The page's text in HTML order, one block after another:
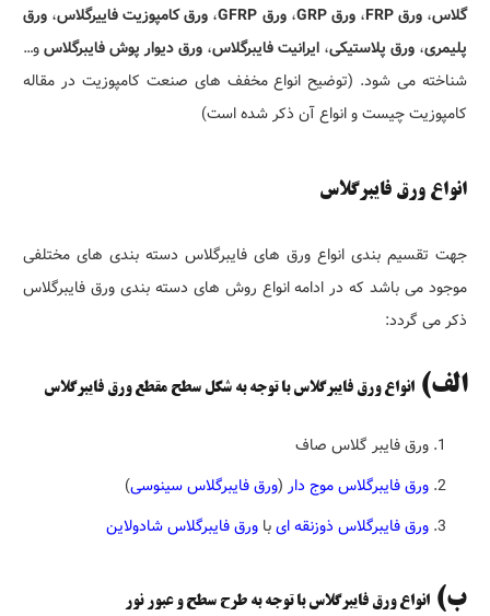
گلاس،ورق FRP ،ورق GRP ،ورق GFRP ، ورق کامپوزیت فاییرگلاس، ورق
پلیمری، ورق پلاستیکی، ایرانیت فایبرگلاس، ورق دیوار پوش فایبرگلاسو…
شناخته می شود. (توضیح انواع مخفف های صنعت کامپوزیت در مقاله
کامپوزیت چیست و انواع آن ذکر شده است)
انواع ورق فایبرگلاس
جهت تقسیم بندی انواع ورق های فایبرگلاس دسته بندی های مختلفی
موجود می باشد که در ادامه انواع روش های دسته بندی ورق فایبرگلاس
ذکر می گردد:
الف) انواع ورق فایبرگلاس با توجه به شکل سطح مقطع ورق فایبرگلاس
ورق فایبر گلاس صاف
ورق فایبرگلاس موج دار (ورق فایبرگلاس سینوسی)
ورق فایبرگلاس ذوزنقه ایبا ورق فایبرگلاس شادولاین
ب) انواع ورق فایبرگلاس با توجه به طرح سطح و عبور نور